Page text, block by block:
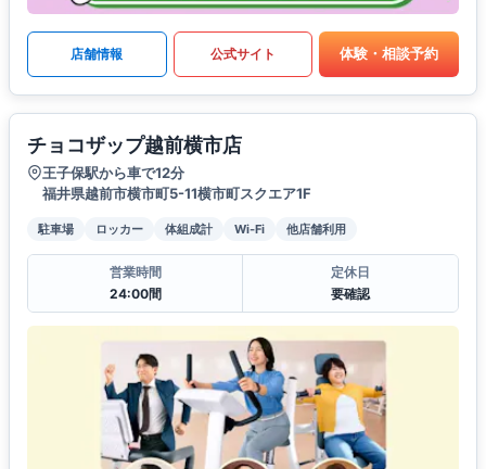
店舗情報 公式サイト 体験・相談予約
チョコザップ越前横市店
王子保駅から車で12分
福井県越前市横市町5-11横市町スクエア1F
駐車場 ロッカー 体組成計 Wi-Fi 他店舗利用
営業時間
24:00間
定休日
要確認